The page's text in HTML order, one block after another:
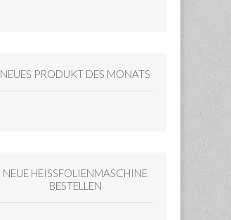
NEUES PRODUKT DES MONATS
NEUE HEISSFOLIENMASCHINE
BESTELLEN